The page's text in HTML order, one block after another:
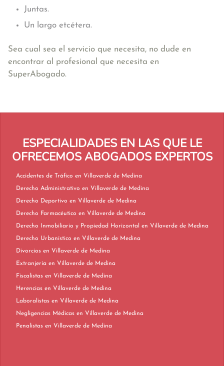
Juntas.
Un largo etcétera.
Sea cual sea el servicio que necesita, no dude en
encontrar al profesional que necesita en
SuperAbogado.
ESPECIALIDADES EN LAS QUE LE
OFRECEMOS ABOGADOS EXPERTOS
Accidentes de Tráfico en Villaverde de Medina
Derecho Administrativo en Villaverde de Medina
Derecho Deportivo en Villaverde de Medina
Derecho Farmacéutico en Villaverde de Medina
Derecho Inmobiliario y Propiedad Horizontal en Villaverde de Medina
Derecho Urbanístico en Villaverde de Medina
Divorcios en Villaverde de Medina
Extranjería en Villaverde de Medina
Fiscalistas en Villaverde de Medina
Herencias en Villaverde de Medina
Laboralistas en Villaverde de Medina
Negligencias Médicas en Villaverde de Medina
Penalistas en Villaverde de Medina